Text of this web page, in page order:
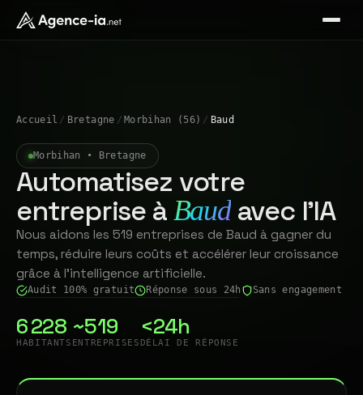
Accueil / Bretagne / Morbihan (56) / Baud
Morbihan • Bretagne
Automatisez votre
entreprise à Baudavec l'IA
Nous aidons les 519 entreprises de Baud à gagner du
temps, réduire leurs coûts et accélérer leur croissance
grâce à l'intelligence artificielle.
Audit 100% gratuit Réponse sous 24h Sans engagement
6 228
HABITANTS
~519
ENTREPRISES
<24h
DÉLAI DE RÉPONSE